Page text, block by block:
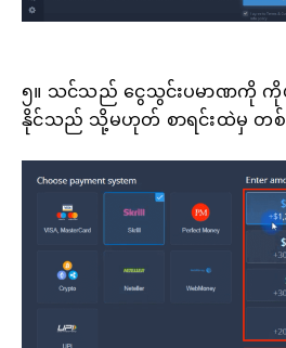
၅။ သင်သည် ငွေသွင်းပမာဏကို
နိုင်သည် သို့မဟုတ် စာရင်းထဲမှ တစ်